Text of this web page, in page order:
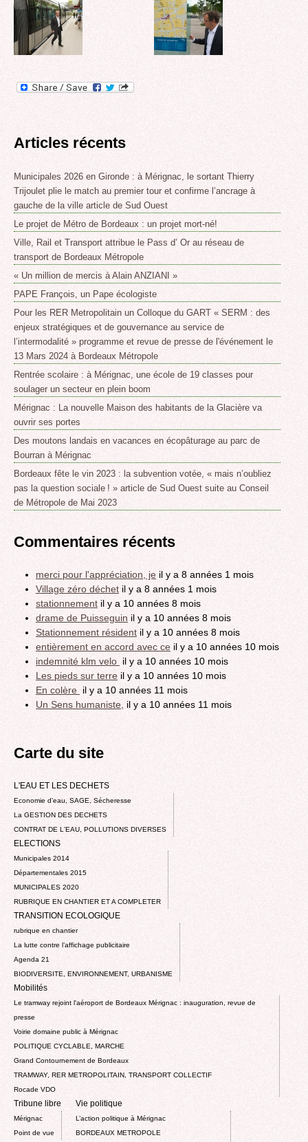
Articles récents
Municipales 2026 en Gironde : à Mérignac, le sortant Thierry
Trijoulet plie le match au premier tour et confirme l’ancrage à
gauche de la ville article de Sud Ouest
Le projet de Métro de Bordeaux : un projet mort-né!
Ville, Rail et Transport attribue le Pass d’ Or au réseau de
transport de Bordeaux Métropole
« Un million de mercis à Alain ANZIANI »
PAPE François, un Pape écologiste
Pour les RER Metropolitain un Colloque du GART « SERM : des
enjeux stratégiques et de gouvernance au service de
l’intermodalité » programme et revue de presse de l'événement le
13 Mars 2024 à Bordeaux Métropole
Rentrée scolaire : à Mérignac, une école de 19 classes pour
soulager un secteur en plein boom
Mérignac : La nouvelle Maison des habitants de la Glacière va
ouvrir ses portes
Des moutons landais en vacances en écopâturage au parc de
Bourran à Mérignac
Bordeaux fête le vin 2023 : la subvention votée, « mais n’oubliez
pas la question sociale ! » article de Sud Ouest suite au Conseil
de Métropole de Mai 2023
Commentaires récents
merci pour l'appréciation, je il y a 8 années 1 mois
Village zéro déchet il y a 8 années 1 mois
stationnement il y a 10 années 8 mois
drame de Puisseguin il y a 10 années 8 mois
Stationnement résident il y a 10 années 8 mois
entièrement en accord avec ce il y a 10 années 10 mois
indemnité klm velo il y a 10 années 10 mois
Les pieds sur terre il y a 10 années 10 mois
En colère il y a 10 années 11 mois
Un Sens humaniste, il y a 10 années 11 mois
Carte du site
L'EAU ET LES DECHETS
Economie d’eau, SAGE, Sécheresse
La GESTION DES DECHETS
CONTRAT DE L'EAU, POLLUTIONS DIVERSES
ELECTIONS
Municipales 2014
Départementales 2015
MUNICIPALES 2020
RUBRIQUE EN CHANTIER ET A COMPLETER
TRANSITION ECOLOGIQUE
rubrique en chantier
La lutte contre l’affichage publicitaire
Agenda 21
BIODIVERSITE, ENVIRONNEMENT, URBANISME
Mobilités
Le tramway rejoint l'aéroport de Bordeaux Mérignac : inauguration, revue de
presse
Voirie domaine public à Mérignac
POLITIQUE CYCLABLE, MARCHE
Grand Contournement de Bordeaux
TRAMWAY, RER METROPOLITAIN, TRANSPORT COLLECTIF
Rocade VDO
Tribune libre
Mérignac
Point de vue
Vie politique
L’action politique à Mérignac
BORDEAUX METROPOLE